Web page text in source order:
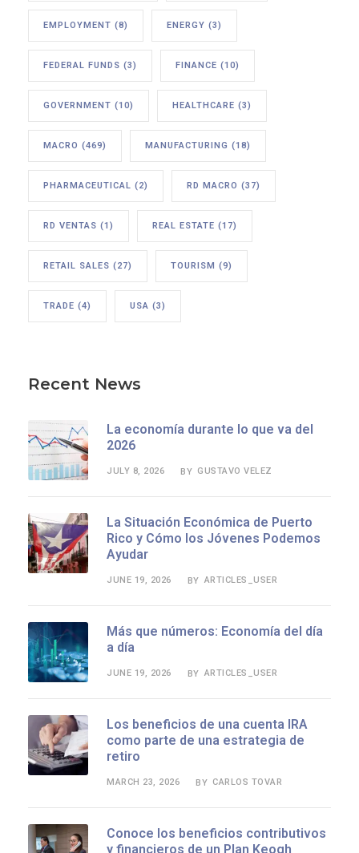
EMPLOYMENT (8) ENERGY (3)
FEDERAL FUNDS (3) FINANCE (10)
GOVERNMENT (10) HEALTHCARE (3)
MACRO (469) MANUFACTURING (18)
PHARMACEUTICAL (2) RD MACRO (37)
RD VENTAS (1) REAL ESTATE (17)
RETAIL SALES (27) TOURISM (9)
TRADE (4) USA (3)
Recent News
La economía durante lo que va del
2026
JULY 8, 2026 BY GUSTAVO VELEZ
La Situación Económica de Puerto
Rico y Cómo los Jóvenes Podemos
Ayudar
JUNE 19, 2026 BY ARTICLES_USER
Más que números: Economía del día
a día
JUNE 19, 2026 BY ARTICLES_USER
Los beneficios de una cuenta IRA
como parte de una estrategia de
retiro
MARCH 23, 2026 BY CARLOS TOVAR
Conoce los beneficios contributivos
y financieros de un Plan Keogh